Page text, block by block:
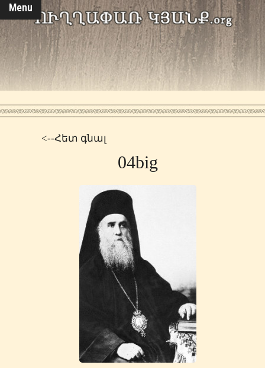
Menu
<--Հետ գնալ
04big